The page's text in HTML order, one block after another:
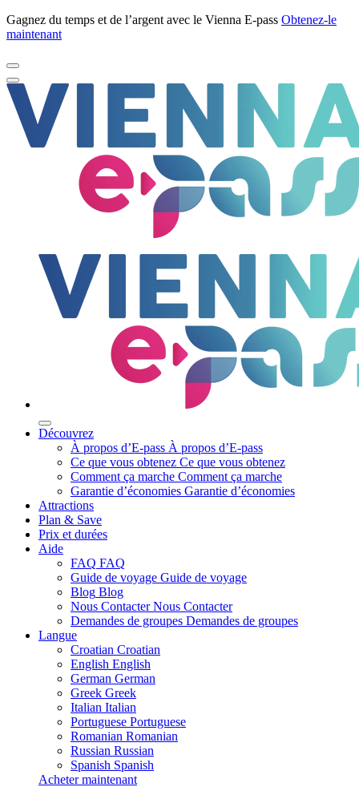
Gagnez du temps et de l’argent avec le Vienna E-pass Obtenez-le
maintenant
Découvrez
À propos d’E-pass À propos d’E-pass
Ce que vous obtenez Ce que vous obtenez
Comment ça marche Comment ça marche
Garantie d’économies Garantie d’économies
Attractions
Plan & Save
Prix et durées
Aide
FAQ FAQ
Guide de voyage Guide de voyage
Blog Blog
Nous Contacter Nous Contacter
Demandes de groupes Demandes de groupes
Langue
Croatian Croatian
English English
German German
Greek Greek
Italian Italian
Portuguese Portuguese
Romanian Romanian
Russian Russian
Spanish Spanish
Acheter maintenant